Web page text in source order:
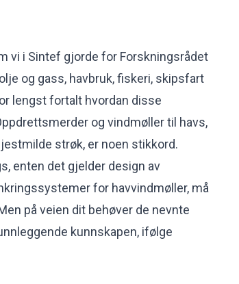
vi i Sintef gjorde for Forskningsrådet
og gass, havbruk, fiskeri, skipsfart
lengst fortalt hvordan disse
og vindmøller til havs,
strøk, er noen stikkord.
enten det gjelder design av
for havvindmøller, må
på veien dit behøver de nevnte
kunnskapen, ifølge